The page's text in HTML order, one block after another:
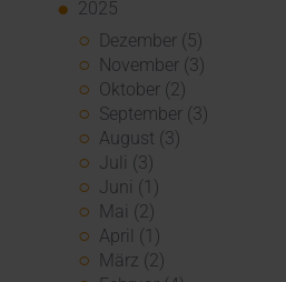
2025
Dezember (5)
November (3)
Oktober (2)
September (3)
August (3)
Juli (3)
Juni (1)
Mai (2)
April (1)
März (2)